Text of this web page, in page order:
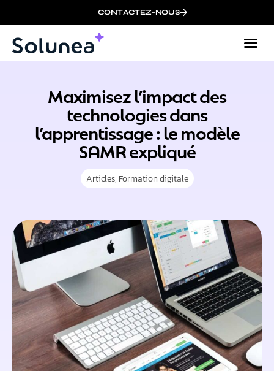
CONTACTEZ-NOUS
Maximisez l’impact des
technologies dans
l’apprentissage : le modèle
SAMR expliqué
Articles, Formation digitale